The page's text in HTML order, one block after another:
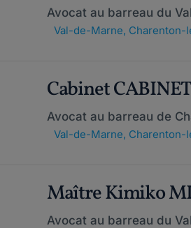
Avocat au barreau du
Val-de-Marne, Charenton-
Cabinet
Avocat au barreau de
Val-de-Marne, Charenton-
Maître Kimiko
Avocat au barreau du